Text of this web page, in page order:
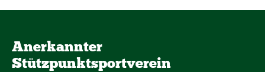
Anerkannter
Stützpunktsportverein